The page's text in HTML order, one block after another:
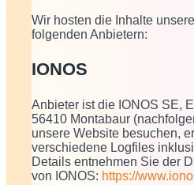
Wir hosten die Inhalte
folgenden Anbietern:
IONOS
Anbieter ist die IONOS SE,
56410 Montabaur
unsere Website besuchen,
verschiedene Logfiles
Details entnehmen Sie der
von IONOS: https://